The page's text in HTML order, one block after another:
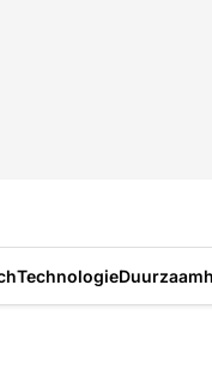
Technologie